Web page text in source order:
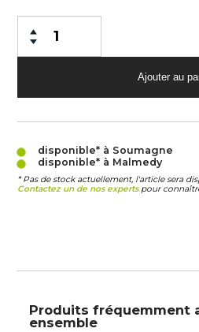
disponible* à Soumagne
disponible* à Malmedy
* Pas de stock actuellement, l'article sera
Contactez un de nos expertspour
Produits fréquemment
ensemble